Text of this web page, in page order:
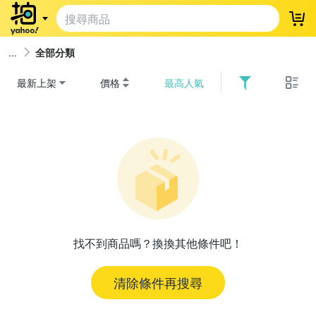
登
全部分類
最新上架 價格 最高人氣
找不到商品嗎？換換其他條件吧！
清除條件再搜尋